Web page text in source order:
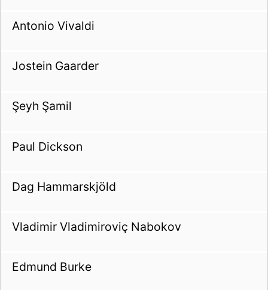
Antonio Vivaldi
Jostein Gaarder
Şeyh Şamil
Paul Dickson
Dag Hammarskjöld
Vladimir Vladimiroviç Nabokov
Edmund Burke